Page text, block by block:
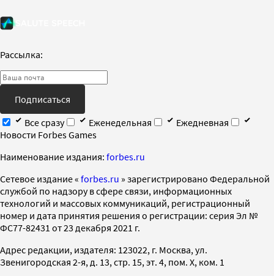
Рассылка:
Подписаться
Все сразу
Еженедельная
Ежедневная
Новости Forbes Games
Наименование издания: forbes.ru
Cетевое издание « forbes.ru » зарегистрировано Федеральной
службой по надзору в сфере связи, информационных
технологий и массовых коммуникаций, регистрационный
номер и дата принятия решения о регистрации: серия Эл №
ФС77-82431 от 23 декабря 2021 г.
Адрес редакции, издателя: 123022, г. Москва, ул.
Звенигородская 2-я, д. 13, стр. 15, эт. 4, пом. X, ком. 1